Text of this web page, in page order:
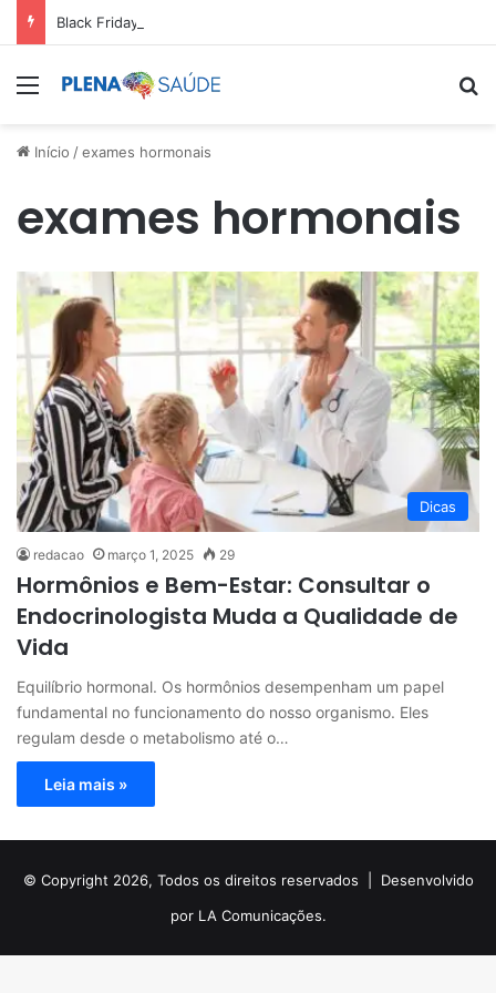
Black Friday: aproveite antes que acabe
Menu
Início /exames hormonais
exames hormonais
Dicas
redacao março 1, 2025 29
Hormônios e Bem-Estar: Consultar o
Endocrinologista Muda a Qualidade de
Vida
Equilíbrio hormonal. Os hormônios desempenham um papel
fundamental no funcionamento do nosso organismo. Eles
regulam desde o metabolismo até o…
Leia mais »
© Copyright 2026, Todos os direitos reservados | Desenvolvido
por LA Comunicações.